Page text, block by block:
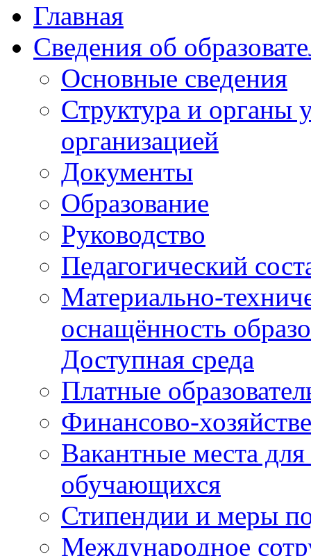
Главная
Сведения об
Основные сведения
Структура и органы
организацией
Документы
Образование
Руководство
Педагогический
Материально-
оснащённость
Доступная среда
Платные
Финансово-
Вакантные места
обучающихся
Стипендии и меры
Международное